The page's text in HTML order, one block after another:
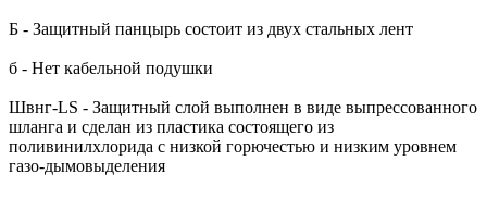
Б - Защитный панцырь состоит из двух стальных лент
б - Нет кабельной подушки
Швнг-LS - Защитный слой выполнен в виде выпрессованного
шланга и сделан из пластика состоящего из
поливинилхлорида с низкой горючестью и низким уровнем
газо-дымовыделения